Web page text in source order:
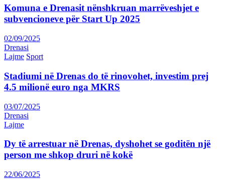
Komuna e Drenasit nënshkruan marrëveshjet e
subvencioneve për Start Up 2025
02/09/2025
Drenasi
Lajme Sport
Stadiumi në Drenas do të rinovohet, investim prej
4.5 milionë euro nga MKRS
03/07/2025
Drenasi
Lajme
Dy të arrestuar në Drenas, dyshohet se goditën një
person me shkop druri në kokë
22/06/2025